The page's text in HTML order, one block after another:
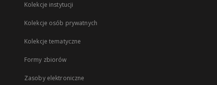
Kolekcje instytucji
Kolekcje osób prywatnych
Kolekcje tematyczne
Formy zbiorów
Zasoby elektroniczne